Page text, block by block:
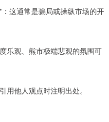
：这通常是骗局或操纵市场的开
乐观、熊市极端悲观的氛围可
用他人观点时注明出处。